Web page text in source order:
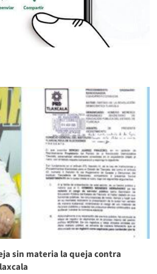
sin materia la queja contra